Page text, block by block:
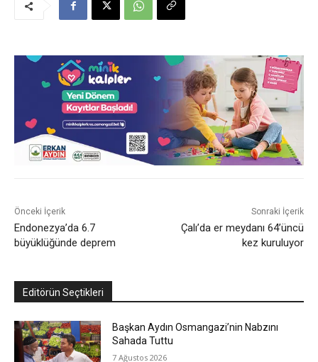
Önceki İçerik
Endonezya’da 6.7
büyüklüğünde deprem
Sonraki İçerik
Çalı’da er meydanı 64’üncü
kez kuruluyor
Editörün Seçtikleri
Başkan Aydın Osmangazi’nin Nabzını
Sahada Tuttu
7 Ağustos 2026